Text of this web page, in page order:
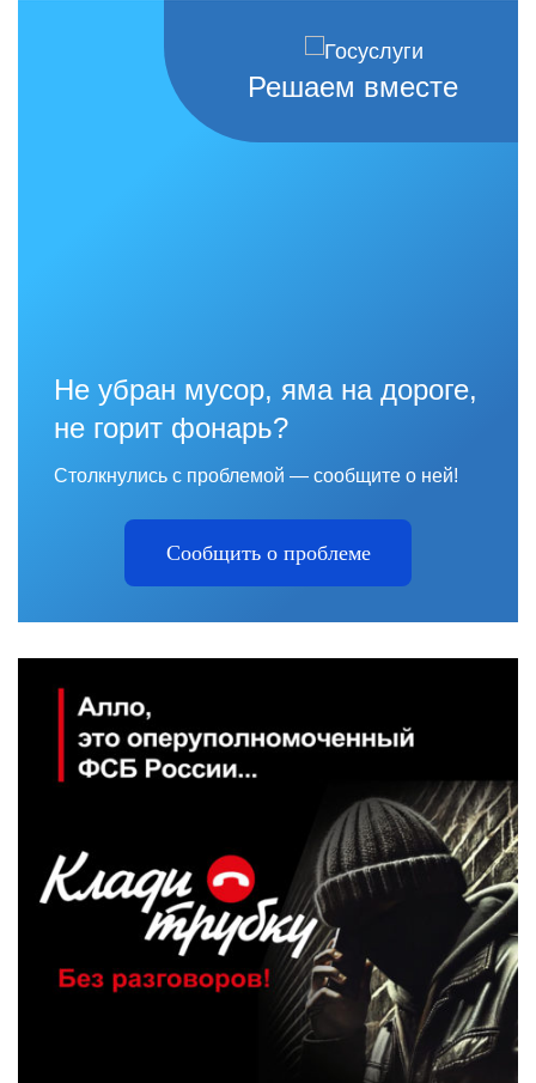
Решаем вместе
Не убран мусор, яма на дороге,
не горит фонарь?
Столкнулись с проблемой — сообщите о ней!
Сообщить о проблеме